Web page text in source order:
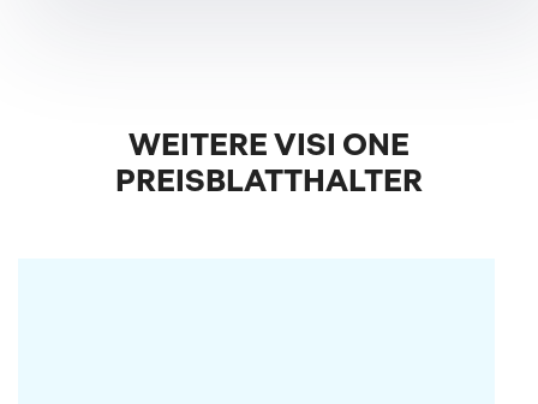
WEITERE VISI ONE
PREISBLATTHALTER